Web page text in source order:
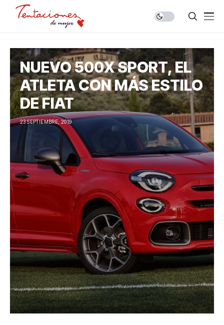
NUEVO 500X SPORT, EL
ATLETA CON MÁS ESTILO
DE FIAT
23 SEPTIEMBRE, 2019